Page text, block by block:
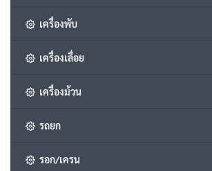
เครื่องพับ
เครื่องเลื่อย
เครื่องม้วน
รถยก
รอก/เครน